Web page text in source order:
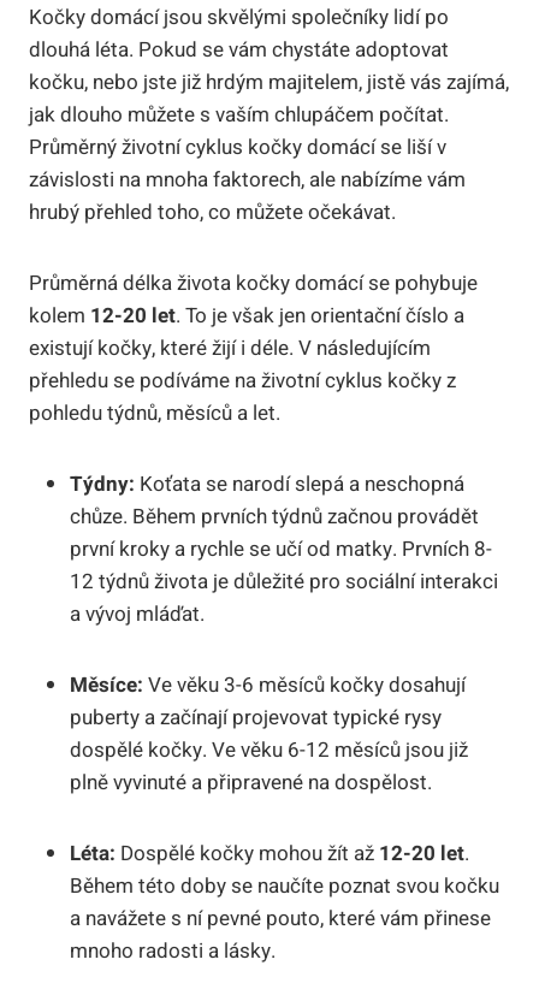
Kočky domácí jsou skvělými společníky lidí po
dlouhá léta. Pokud se vám chystáte adoptovat
kočku, nebo jste již hrdým majitelem, jistě vás zajímá,
jak dlouho můžete s vaším chlupáčem počítat.
Průměrný životní cyklus kočky domácí se liší v
závislosti na mnoha faktorech, ale nabízíme vám
hrubý přehled toho, co můžete očekávat.
Průměrná délka života kočky domácí se pohybuje
kolem 12-20 let. To je však jen orientační číslo a
existují kočky, které žijí i déle. V následujícím
přehledu se podíváme na životní cyklus kočky z
pohledu týdnů, měsíců a let.
Týdny: Koťata se narodí slepá a neschopná
chůze. Během prvních týdnů začnou provádět
první kroky a rychle se učí od matky. Prvních 8-
12 týdnů života je důležité pro sociální interakci
a vývoj mláďat.
Měsíce: Ve věku 3-6 měsíců kočky dosahují
puberty a začínají projevovat typické rysy
dospělé kočky. Ve věku 6-12 měsíců jsou již
plně vyvinuté a připravené na dospělost.
Léta: Dospělé kočky mohou žít až 12-20 let.
Během této doby se naučíte poznat svou kočku
a navážete s ní pevné pouto, které vám přinese
mnoho radosti a lásky.